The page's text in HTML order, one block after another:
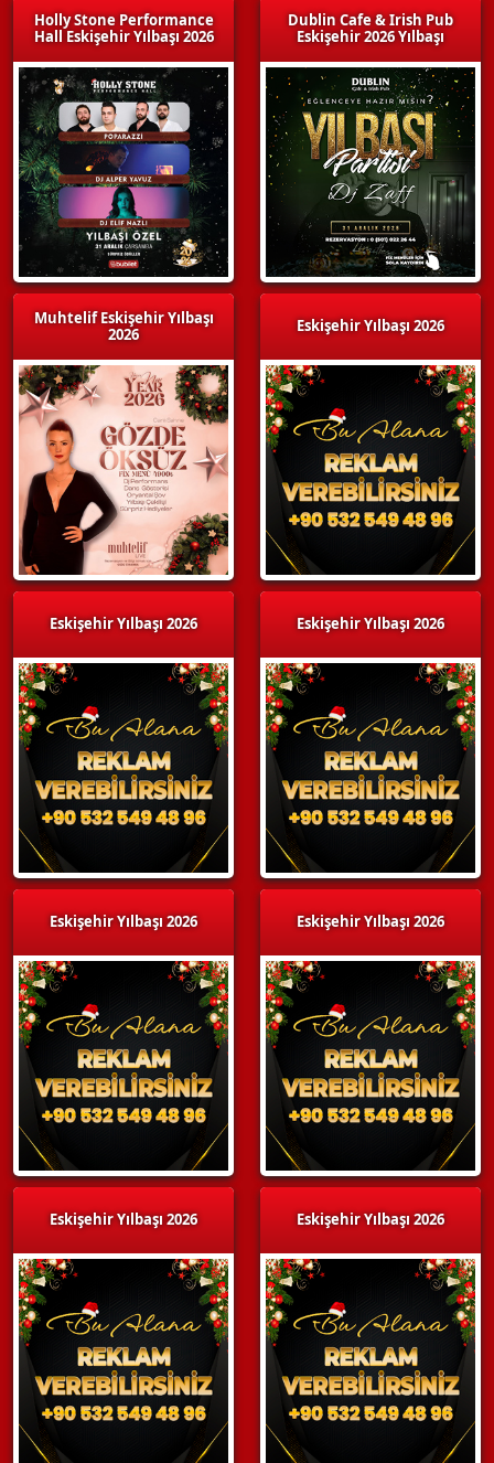
Holly Stone Performance
Hall Eskişehir Yılbaşı 2026
Muhtelif Eskişehir Yılbaşı
2026
Eskişehir Yılbaşı 2026
Eskişehir Yılbaşı 2026
Eskişehir Yılbaşı 2026
Dublin Cafe & Irish Pub
Eskişehir 2026 Yılbaşı
Eskişehir Yılbaşı 2026
Eskişehir Yılbaşı 2026
Eskişehir Yılbaşı 2026
Eskişehir Yılbaşı 2026